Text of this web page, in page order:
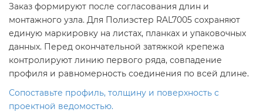
Заказ формируют после согласования длин и
монтажного узла. Для Полиэстер RAL7005 сохраняют
единую маркировку на листах, планках и упаковочных
данных. Перед окончательной затяжкой крепежа
контролируют линию первого ряда, совпадение
профиля и равномерность соединения по всей длине.
Сопоставьте профиль, толщину и поверхность с
проектной ведомостью.